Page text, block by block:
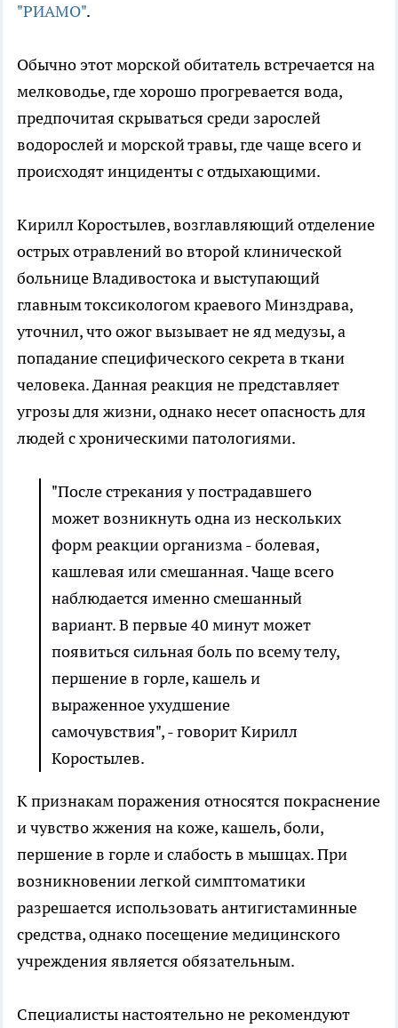
"РИАМО".
Обычно этот морской обитатель встречается на
мелководье, где хорошо прогревается вода,
предпочитая скрываться среди зарослей
водорослей и морской травы, где чаще всего и
происходят инциденты с отдыхающими.
Кирилл Коростылев, возглавляющий отделение
острых отравлений во второй клинической
больнице Владивостока и выступающий
главным токсикологом краевого Минздрава,
уточнил, что ожог вызывает не яд медузы, а
попадание специфического секрета в ткани
человека. Данная реакция не представляет
угрозы для жизни, однако несет опасность для
людей с хроническими патологиями.
"После стрекания у пострадавшего
может возникнуть одна из нескольких
форм реакции организма - болевая,
кашлевая или смешанная. Чаще всего
наблюдается именно смешанный
вариант. В первые 40 минут может
появиться сильная боль по всему телу,
першение в горле, кашель и
выраженное ухудшение
самочувствия", - говорит Кирилл
Коростылев.
К признакам поражения относятся покраснение
и чувство жжения на коже, кашель, боли,
першение в горле и слабость в мышцах. При
возникновении легкой симптоматики
разрешается использовать антигистаминные
средства, однако посещение медицинского
учреждения является обязательным.
Специалисты настоятельно не рекомендуют